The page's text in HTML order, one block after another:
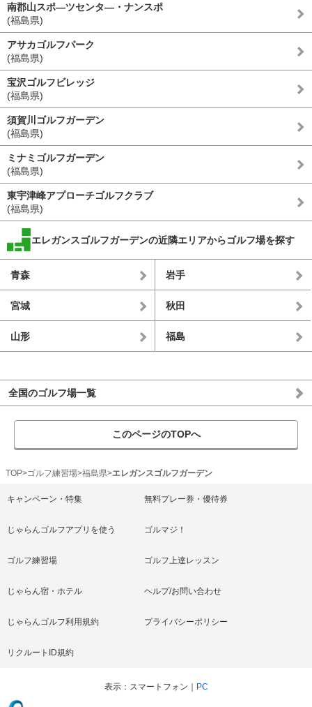
南郡山スポ―ツセンタ―・ナンスポ
(福島県)
アサカゴルフパーク
(福島県)
宝沢ゴルフビレッジ
(福島県)
須賀川ゴルフガーデン
(福島県)
ミナミゴルフガーデン
(福島県)
東宇津峰アプローチゴルフクラブ
(福島県)
エレガンスゴルフガーデンの近隣エリアからゴルフ場を探す
青森 岩手
宮城 秋田
山形 福島
全国のゴルフ場一覧
このページのTOPへ
TOP ゴルフ練習場 福島県 エレガンスゴルフガーデン
キャンペーン・特集 無料プレー券・優待券
じゃらんゴルフアプリを使う ゴルマジ！
ゴルフ練習場 ゴルフ上達レッスン
じゃらん宿・ホテル ヘルプ/お問い合わせ
じゃらんゴルフ利用規約 プライバシーポリシー
リクルートID規約
表示 スマートフォン PC